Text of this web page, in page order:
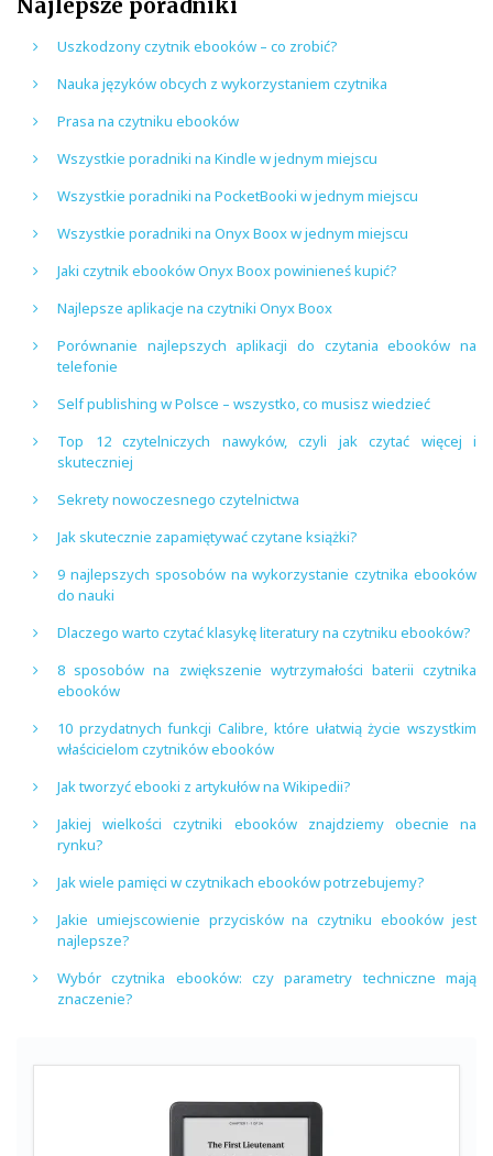
Najlepsze poradniki
Uszkodzony czytnik ebooków – co zrobić?
Nauka języków obcych z wykorzystaniem czytnika
Prasa na czytniku ebooków
Wszystkie poradniki na Kindle w jednym miejscu
Wszystkie poradniki na PocketBooki w jednym miejscu
Wszystkie poradniki na Onyx Boox w jednym miejscu
Jaki czytnik ebooków Onyx Boox powinieneś kupić?
Najlepsze aplikacje na czytniki Onyx Boox
Porównanie najlepszych aplikacji do czytania ebooków na
telefonie
Self publishing w Polsce – wszystko, co musisz wiedzieć
Top 12 czytelniczych nawyków, czyli jak czytać więcej i
skuteczniej
Sekrety nowoczesnego czytelnictwa
Jak skutecznie zapamiętywać czytane książki?
9 najlepszych sposobów na wykorzystanie czytnika ebooków
do nauki
Dlaczego warto czytać klasykę literatury na czytniku ebooków?
8 sposobów na zwiększenie wytrzymałości baterii czytnika
ebooków
10 przydatnych funkcji Calibre, które ułatwią życie wszystkim
właścicielom czytników ebooków
Jak tworzyć ebooki z artykułów na Wikipedii?
Jakiej wielkości czytniki ebooków znajdziemy obecnie na
rynku?
Jak wiele pamięci w czytnikach ebooków potrzebujemy?
Jakie umiejscowienie przycisków na czytniku ebooków jest
najlepsze?
Wybór czytnika ebooków: czy parametry techniczne mają
znaczenie?